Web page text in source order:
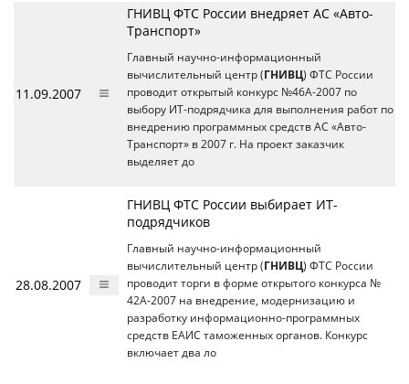
11.09.2007
ГНИВЦ ФТС России внедряет АС «Авто-
Транспорт»
Главный научно-информационный
вычислительный центр (ГНИВЦ) ФТС России
проводит открытый конкурс №46А-2007 по
выбору ИТ-подрядчика для выполнения работ по
внедрению программных средств АС «Авто-
Транспорт» в 2007 г. На проект заказчик
выделяет до
28.08.2007
ГНИВЦ ФТС России выбирает ИТ-
подрядчиков
Главный научно-информационный
вычислительный центр (ГНИВЦ) ФТС России
проводит торги в форме открытого конкурса №
42А-2007 на внедрение, модернизацию и
разработку информационно-программных
средств ЕАИС таможенных органов. Конкурс
включает два ло